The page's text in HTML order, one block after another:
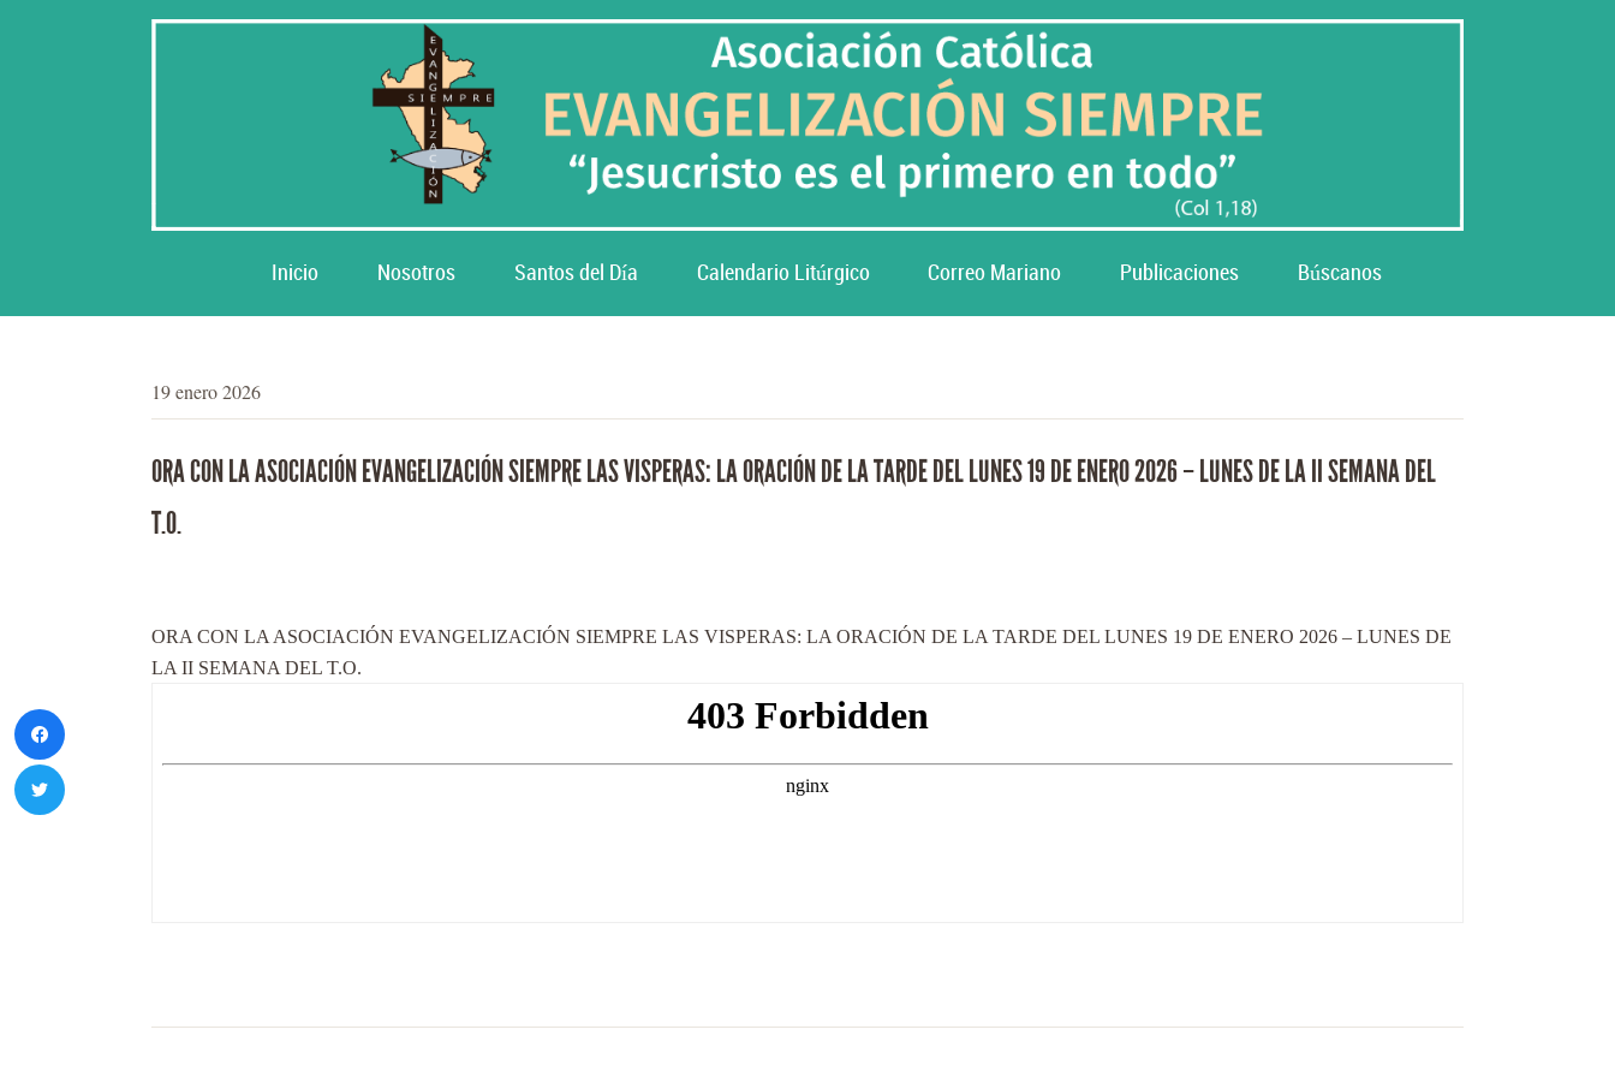
Inicio Nosotros Santos del Día Calendario Litúrgico Correo Mariano Publicaciones Búscanos
19 enero 2026
ORA CON LA ASOCIACIÓN EVANGELIZACIÓN SIEMPRE LAS VISPERAS: LA ORACIÓN DE LA TARDE DEL LUNES 19 DE ENERO 2026 – LUNES DE LA II SEMANA DEL
T.O.
ORA CON LA ASOCIACIÓN EVANGELIZACIÓN SIEMPRE LAS VISPERAS: LA ORACIÓN DE LA TARDE DEL LUNES 19 DE ENERO 2026 – LUNES DE
LA II SEMANA DEL T.O.